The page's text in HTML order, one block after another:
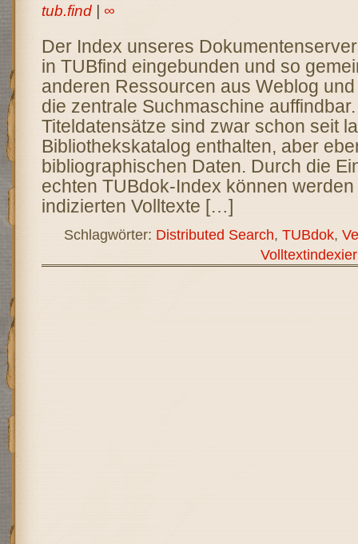
tub.find| ∞
Der Index unseres
in TUBfind eingebunden und so
anderen Ressourcen aus Weblog
die zentrale Suchmaschine
Titeldatensätze sind zwar schon seit
Bibliothekskatalog enthalten, aber
bibliographischen Daten. Durch die
echten TUBdok-Index können
indizierten Volltexte […]
Schlagwörter: Distributed Search, TUBdok,